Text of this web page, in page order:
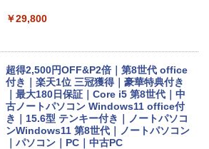
￥29,800
超得2,500円OFF&P2倍｜第8世代 office
付き｜楽天1位 三冠獲得｜豪華特典付き
｜最大180日保証｜Core i5 第8世代｜中
古ノートパソコン Windows11 office付
き｜15.6型 テンキー付き｜ノートパソコ
ンWindows11 第8世代｜ノートパソコン
｜パソコン｜PC｜中古PC